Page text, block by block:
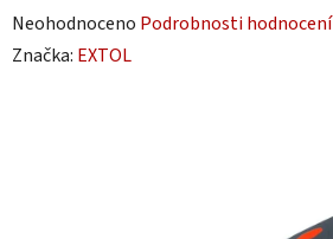
Průměrné
hodnocení
Neohodnoceno Podrobnosti hodnocení
Značka: EXTOL